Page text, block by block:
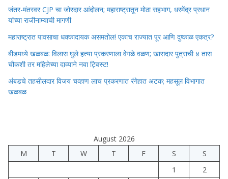
जंतर-मंतरवर CJP चा जोरदार आंदोलन; महाराष्ट्रातून मोठा सहभाग, धरमेंद्र प्रधान
यांच्या राजीनाम्याची मागणी
महाराष्ट्रात पावसाचा धक्कादायक असमतोल! एकाच राज्यात पूर आणि दुष्काळ एकत्र?
बीडमध्ये खळबळ: विलास घुले हत्या प्रकरणाला वेगळे वळण; खासदार पुत्राची ४ तास
चौकशी तर महिलेच्या दाव्याने नवा ट्विस्ट!
अंबडचे तहसीलदार विजय चव्हाण लाच प्रकरणात रंगेहात अटक; महसूल विभागात
खळबळ
August 2026
M
T W T F S
S
1
2